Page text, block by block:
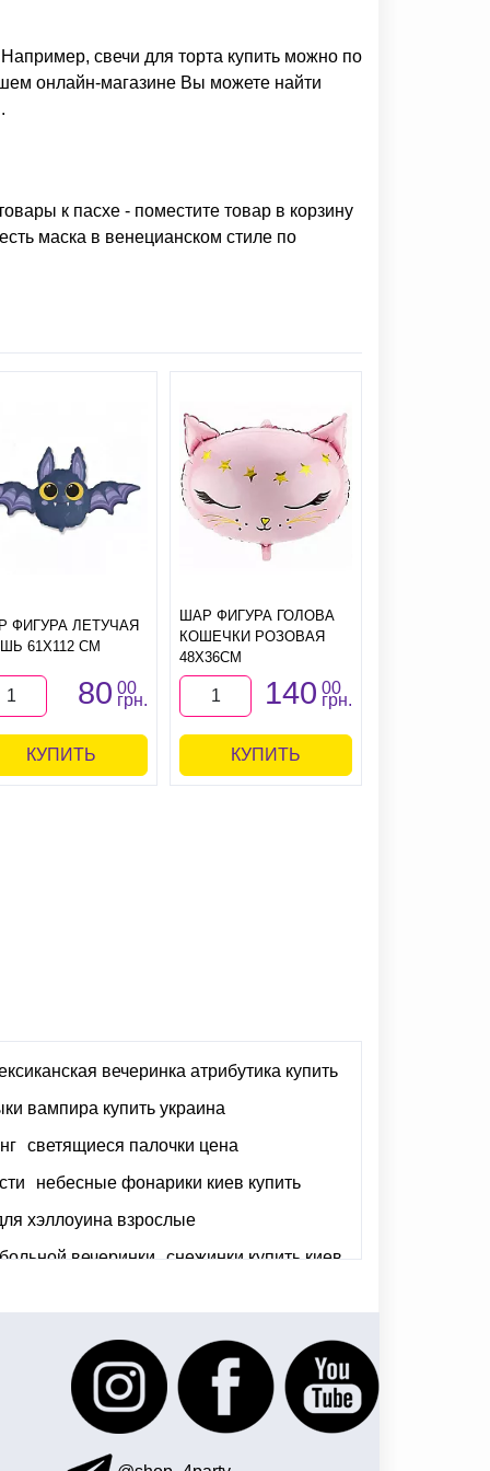
свечи для торта купить можно по
онлайн-магазине Вы можете найти
к пасхе - поместите товар в корзину
маска в венецианском стиле по
ФИГУРА ЛЕТУЧАЯ
61Х112 СМ
80 00
грн.
КУПИТЬ
ШАР ФИГУРА ГОЛОВА
КОШЕЧКИ РОЗОВАЯ
48Х36СМ
140 00
грн.
КУПИТЬ
вечеринка атрибутика купить
вампира купить украина
светящиеся палочки цена
небесные фонарики киев купить
хэллоуина взрослые
вечеринки снежинки купить киев